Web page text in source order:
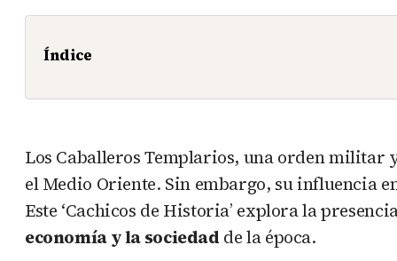
Índice
Los Caballeros Templarios, una orden
el Medio Oriente. Sin embargo, su influencia
Este ‘Cachicos de Historia’ explora la
economía y la sociedad de la época.